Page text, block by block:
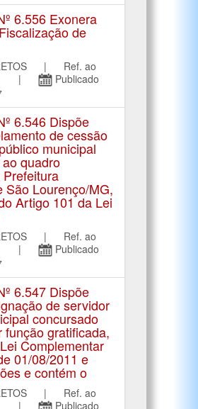
6.556 Exonera
de
| Ref. ao
|
Publicado
6.546 Dispõe
de cessão
municipal
quadro
São Lourenço/MG,
Artigo 101 da Lei
| Ref. ao
|
Publicado
6.547 Dispõe
de servidor
concursado
função gratificada,
Complementar
01/08/2011 e
e contém o
| Ref. ao
|
Publicado